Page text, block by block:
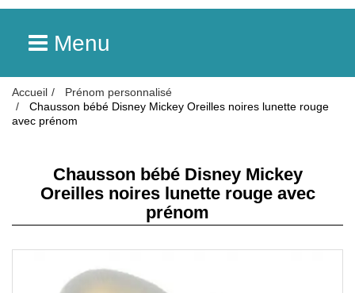
Menu
Accueil
Prénom personnalisé
Chausson bébé Disney Mickey Oreilles noires lunette rouge
avec prénom
Chausson bébé Disney Mickey
Oreilles noires lunette rouge avec
prénom